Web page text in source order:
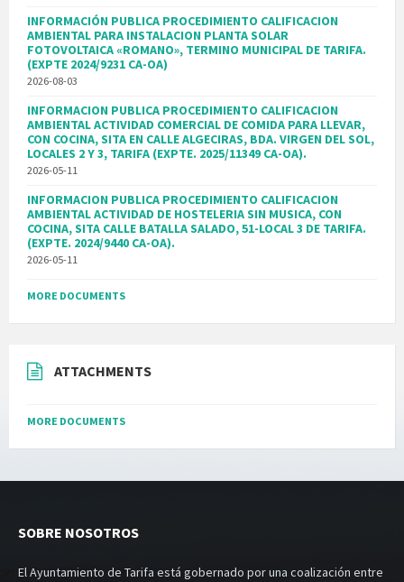
INFORMACIÓN PUBLICA PROCEDIMIENTO CALIFICACION
AMBIENTAL PARA INSTALACION PLANTA SOLAR
FOTOVOLTAICA «ROMANO», TERMINO MUNICIPAL DE TARIFA.
(EXPTE 2024/9231 CA-OA)
2026-08-03
INFORMACION PUBLICA PROCEDIMIENTO CALIFICACION
AMBIENTAL ACTIVIDAD COMERCIAL DE COMIDA PARA LLEVAR,
CON COCINA, SITA EN CALLE ALGECIRAS, BDA. VIRGEN DEL SOL,
LOCALES 2 Y 3, TARIFA (EXPTE. 2025/11349 CA-OA).
2026-05-11
INFORMACION PUBLICA PROCEDIMIENTO CALIFICACION
AMBIENTAL ACTIVIDAD DE HOSTELERIA SIN MUSICA, CON
COCINA, SITA CALLE BATALLA SALADO, 51-LOCAL 3 DE TARIFA.
(EXPTE. 2024/9440 CA-OA).
2026-05-11
MORE DOCUMENTS
ATTACHMENTS
MORE DOCUMENTS
SOBRE NOSOTROS
El Ayuntamiento de Tarifa está gobernado por una coalización entre